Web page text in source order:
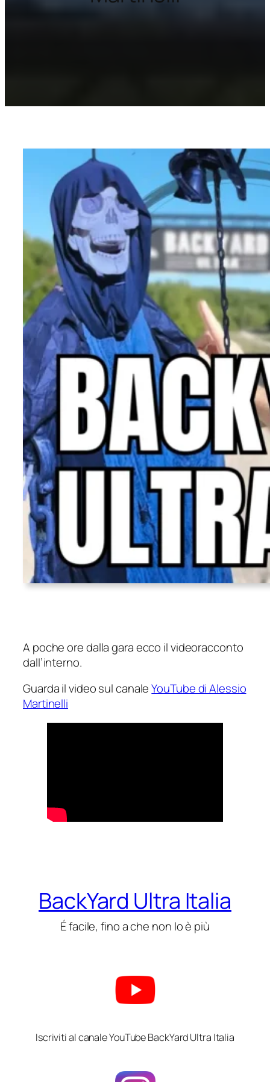
A poche ore dalla gara ecco il videoracconto
dall’interno.
Guarda il video sul canaleYouTube di Alessio
Martinelli
BackYard Ultra Italia
É facile, fino a che non lo è più
Iscriviti al canale YouTube BackYard Ultra Italia